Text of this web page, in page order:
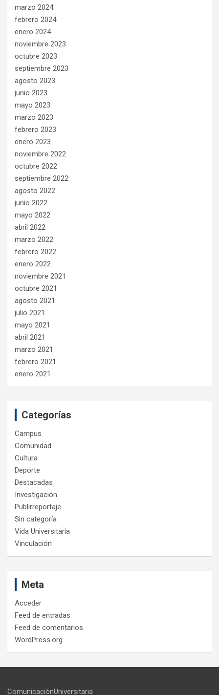
marzo 2024
febrero 2024
enero 2024
noviembre 2023
octubre 2023
septiembre 2023
agosto 2023
junio 2023
mayo 2023
marzo 2023
febrero 2023
enero 2023
noviembre 2022
octubre 2022
septiembre 2022
agosto 2022
junio 2022
mayo 2022
abril 2022
marzo 2022
febrero 2022
enero 2022
noviembre 2021
octubre 2021
agosto 2021
julio 2021
mayo 2021
abril 2021
marzo 2021
febrero 2021
enero 2021
Categorías
Campus
Comunidad
Cultura
Deporte
Destacadas
Investigación
Publirreportaje
Sin categoría
Vida Universitaria
Vinculación
Meta
Acceder
Feed de entradas
Feed de comentarios
WordPress.org
ComunicaciónUniversitaria